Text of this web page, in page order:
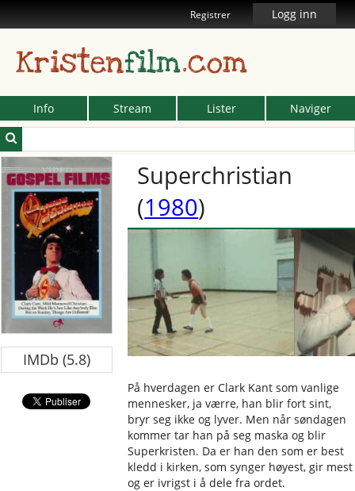
Registrer Logg inn
Kristenfilm.com
Info Stream Lister Naviger
IMDb (5.8)
Superchristian
(1980)
På hverdagen er Clark Kant som vanlige
mennesker, ja værre, han blir fort sint,
bryr seg ikke og lyver. Men når søndagen
kommer tar han på seg maska og blir
Superkristen. Da er han den som er best
kledd i kirken, som synger høyest, gir mest
og er ivrigst i å dele fra ordet.